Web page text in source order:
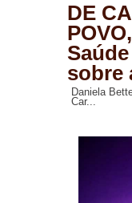
DE
sobre
Daniela
Car...